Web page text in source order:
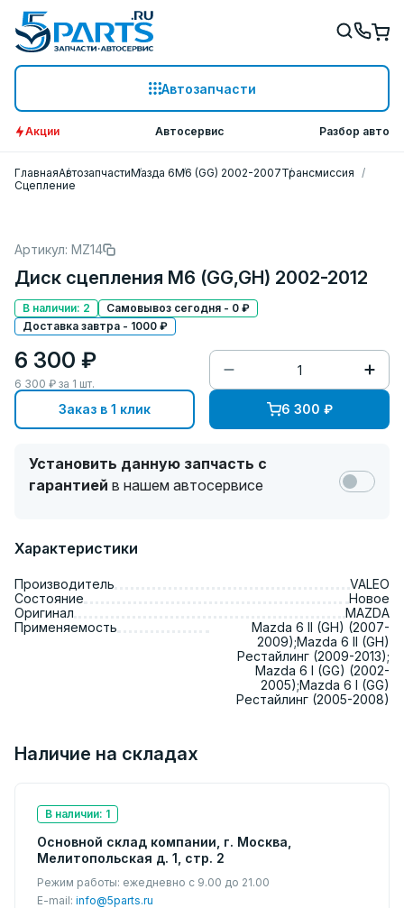
Автозапчасти
Акции Автосервис Разбор авто
ГлавнаяАвтозапчастиМазда 6M6 (GG) 2002-2007Трансмиссия
Сцепление
Артикул: MZ14
Диск сцепления M6 (GG,GH) 2002-2012
В наличии: 2
Самовывоз сегодня - 0 ₽
Доставка завтра - 1000 ₽
6 300 ₽
6 300 ₽ за 1 шт.
Заказ в 1 клик 6 300 ₽
Установить данную запчасть с
гарантией в нашем автосервисе
Характеристики
Производитель
VALEO
Состояние
Новое
Оригинал
MAZDA
Применяемость
Mazda 6 II (GH) (2007-
2009);Mazda 6 II (GH)
Рестайлинг (2009-2013);
Mazda 6 I (GG) (2002-
2005);Mazda 6 I (GG)
Рестайлинг (2005-2008)
Наличие на складах
В наличии: 1
Основной склад компании, г. Москва,
Мелитопольская д. 1, стр. 2
Режим работы: ежедневно с 9.00 до 21.00
E-mail: info@5parts.ru